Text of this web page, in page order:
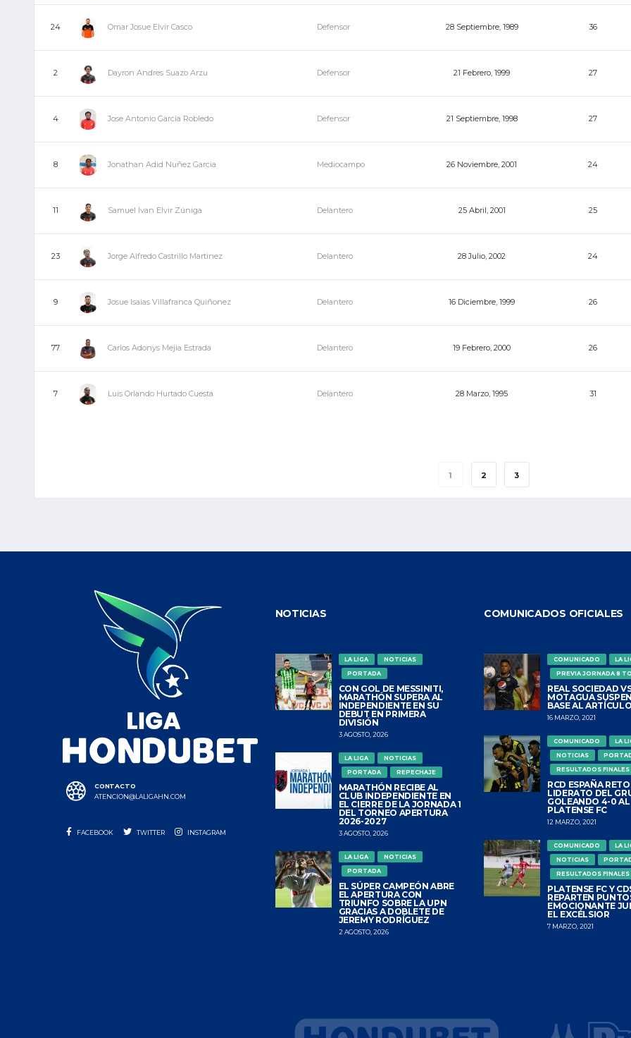
24 Omar Josue Elvir Casco Defensor 28 Septiembre, 1989 36
2 Dayron Andres Suazo Arzu Defensor 21 Febrero, 1999 27
4 Jose Antonio Garcia Robledo Defensor 21 Septiembre, 1998 27
8 Jonathan Adid Nuñez Garcia Mediocampo 26 Noviembre, 2001 24
11 Samuel Ivan Elvir Zúniga Delantero 25 Abril, 2001 25
23 Jorge Alfredo Castrillo Martinez Delantero 28 Julio, 2002 24
9 Josue Isaias Villafranca Quiñonez Delantero 16 Diciembre, 1999 26
77 Carlos Adonys Mejia Estrada Delantero 19 Febrero, 2000 26
7 Luis Orlando Hurtado Cuesta Delantero 28 Marzo, 1995 31
1 2 3
CONTACTO
ATENCION@LALIGAHN.COM
FACEBOOK TWITTER INSTAGRAM
NOTICIAS
LA LIGA
NOTICIAS
PORTADA
CON GOL DE MESSINITI,
MARATHÓN SUPERA AL
INDEPENDIENTE EN SU
DEBUT EN PRIMERA
DIVISIÓN
3 AGOSTO, 2026
LA LIGA
NOTICIAS
PORTADA
REPECHAJE
MARATHÓN RECIBE AL
CLUB INDEPENDIENTE EN
EL CIERRE DE LA JORNADA 1
DEL TORNEO APERTURA
2026-2027
3 AGOSTO, 2026
LA LIGA
NOTICIAS
PORTADA
EL SÚPER CAMPEÓN ABRE
EL APERTURA CON
TRIUNFO SOBRE LA UPN
GRACIAS A DOBLETE DE
JEREMY RODRÍGUEZ
2 AGOSTO, 2026
COMUNICADOS OFICIALES
COMUNICADO
LA
PREVIA JORNADA 8
REAL SOCIEDAD
MOTAGUA
BASE AL
16 MARZO, 2021
COMUNICADO
LA
NOTICIAS
RESULTADOS
RCD ESPAÑA
LIDERATO DEL
GOLEANDO 4-0 AL
PLATENSE FC
12 MARZO, 2021
COMUNICADO
LA
NOTICIAS
RESULTADOS
PLATENSE FC Y
REPARTEN
EMOCIONANTE
EL EXCÉLSIOR
7 MARZO, 2021